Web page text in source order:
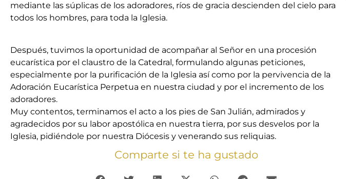
mediante las súplicas de los adoradores, ríos de gracia descienden del cielo para
todos los hombres, para toda la Iglesia.
Después, tuvimos la oportunidad de acompañar al Señor en una procesión
eucarística por el claustro de la Catedral, formulando algunas peticiones,
especialmente por la purificación de la Iglesia así como por la pervivencia de la
Adoración Eucarística Perpetua en nuestra ciudad y por el incremento de los
adoradores.
Muy contentos, terminamos el acto a los pies de San Julián, admirados y
agradecidos por su labor apostólica en nuestra tierra, por sus desvelos por la
Iglesia, pidiéndole por nuestra Diócesis y venerando sus reliquias.
Comparte si te ha gustado